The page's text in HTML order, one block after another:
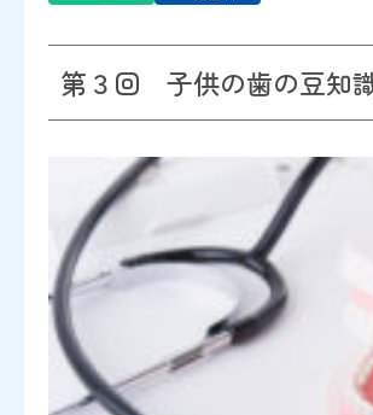
第３回 子供の歯の豆知